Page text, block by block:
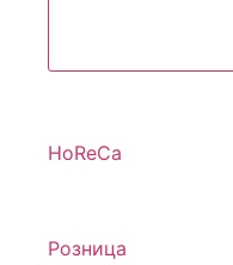
HoReCa
Розница